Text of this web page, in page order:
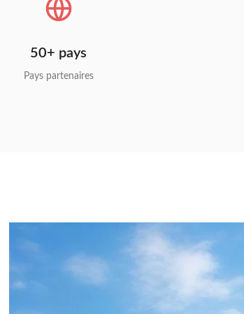
50+ pays
Pays partenaires